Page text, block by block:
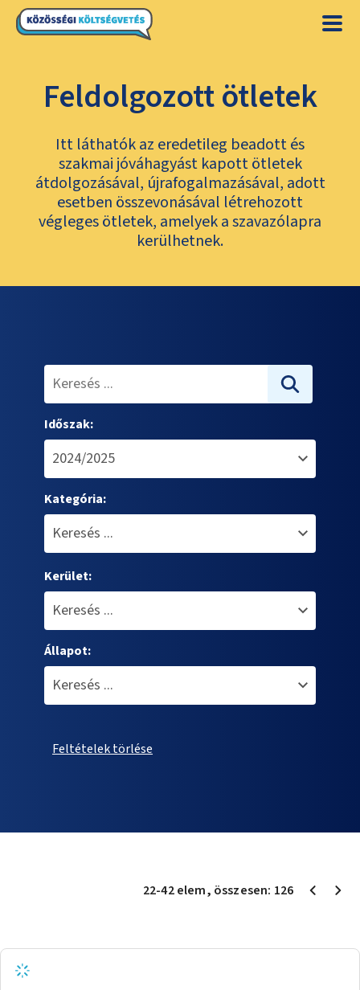
Feldolgozott ötletek
Itt láthatók az eredetileg beadott és
szakmai jóváhagyást kapott ötletek
átdolgozásával, újrafogalmazásával, adott
esetben összevonásával létrehozott
végleges ötletek, amelyek a szavazólapra
kerülhetnek.
Időszak:
Kategória:
Kerület:
Állapot:
Feltételek törlése
22-42elem, összesen: 126